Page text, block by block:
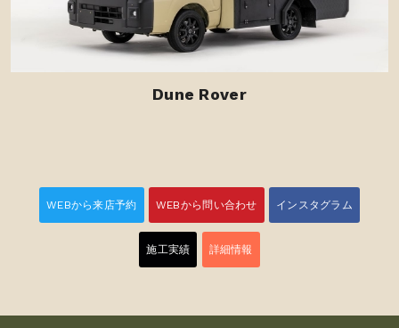
Dune Rover
WEBから来店予約 WEBから問い合わせ インスタグラム
施工実績 詳細情報